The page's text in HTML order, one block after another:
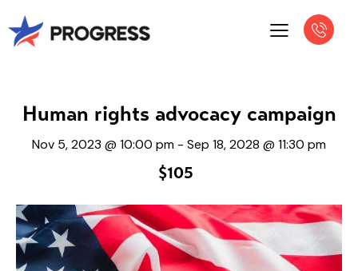
Human rights advocacy campaign
Nov 5, 2023 @ 10:00 pm - Sep 18, 2028 @ 11:30 pm
$105